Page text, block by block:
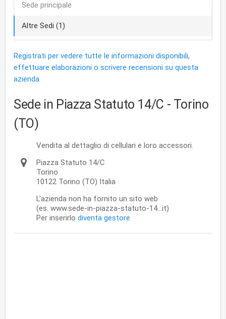
Sede principale
Altre Sedi (1)
Registrati per vedere tutte le informazioni disponibili,
effettuare elaborazioni o scrivere recensioni su questa
azienda
Sede in Piazza Statuto 14/C - Torino
(TO)
Vendita al dettaglio di cellulari e loro accessori.
Piazza Statuto 14/C
Torino
10122 Torino (TO) Italia
L'azienda non ha fornito un sito web
(es. www.sede-in-piazza-statuto-14...it)
Per inserirlo diventa gestore